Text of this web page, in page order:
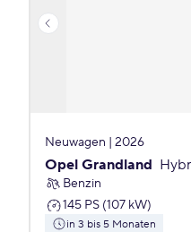
Neuwagen | 2026
Opel Grandland
Benzin
145 PS (107 kW)
in 3 bis 5 Monaten